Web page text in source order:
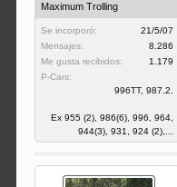
Maximum Trolling
Se incorporó:
21/5/07
Mensajes:
8.286
Me gusta recibidos:
1.179
P-Cars:
996TT, 987.2.
Ex 955 (2), 986(6), 996, 964,
944(3), 931, 924 (2),...